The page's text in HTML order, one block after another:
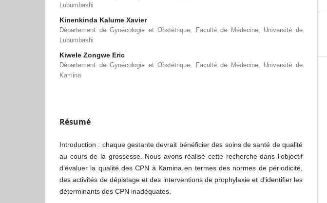
Lubumbashi
Kinenkinda Kalume Xavier
Département de Gynécologie et Obstétrique, Faculté de Médecine, Université de
Lubumbashi
Kiwele Zongwe Eric
Département de Gynécologie et Obstétrique, Faculté de Médecine, Université de
Kamina
Résumé
Introduction : chaque gestante devrait bénéficier des soins de santé de qualité
au cours de la grossesse. Nous avons réalisé cette recherche dans l’objectif
d’évaluer la qualité des CPN à Kamina en termes des normes de périodicité,
des activités de dépistage et des interventions de prophylaxie et d’identifier les
déterminants des CPN inadéquates.